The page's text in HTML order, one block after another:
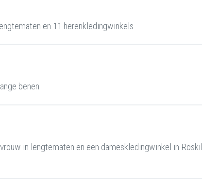
en 11 herenkledingwinkels
benen
in lengtematen en een dameskledingwinkel in